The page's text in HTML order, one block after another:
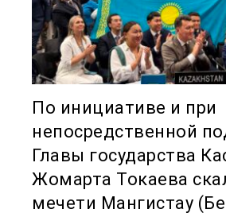
По инициативе и при
непосредственной
Главы государства
Жомарта Токаева
мечети Мангистау